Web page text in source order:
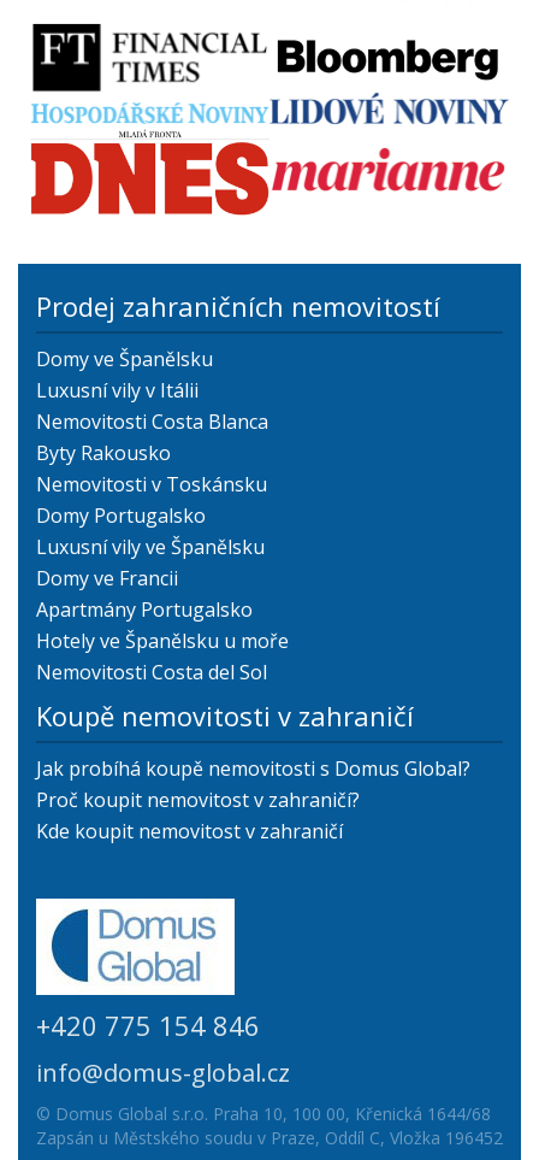
Prodej zahraničních nemovitostí
Domy ve Španělsku
Luxusní vily v Itálii
Nemovitosti Costa Blanca
Byty Rakousko
Nemovitosti v Toskánsku
Domy Portugalsko
Luxusní vily ve Španělsku
Domy ve Francii
Apartmány Portugalsko
Hotely ve Španělsku u moře
Nemovitosti Costa del Sol
Koupě nemovitosti v zahraničí
Jak probíhá koupě nemovitosti s Domus Global?
Proč koupit nemovitost v zahraničí?
Kde koupit nemovitost v zahraničí
+420 775 154 846
info@domus-global.cz
© Domus Global s.r.o. Praha 10, 100 00, Křenická 1644/68
Zapsán u Městského soudu v Praze, Oddíl C, Vložka 196452